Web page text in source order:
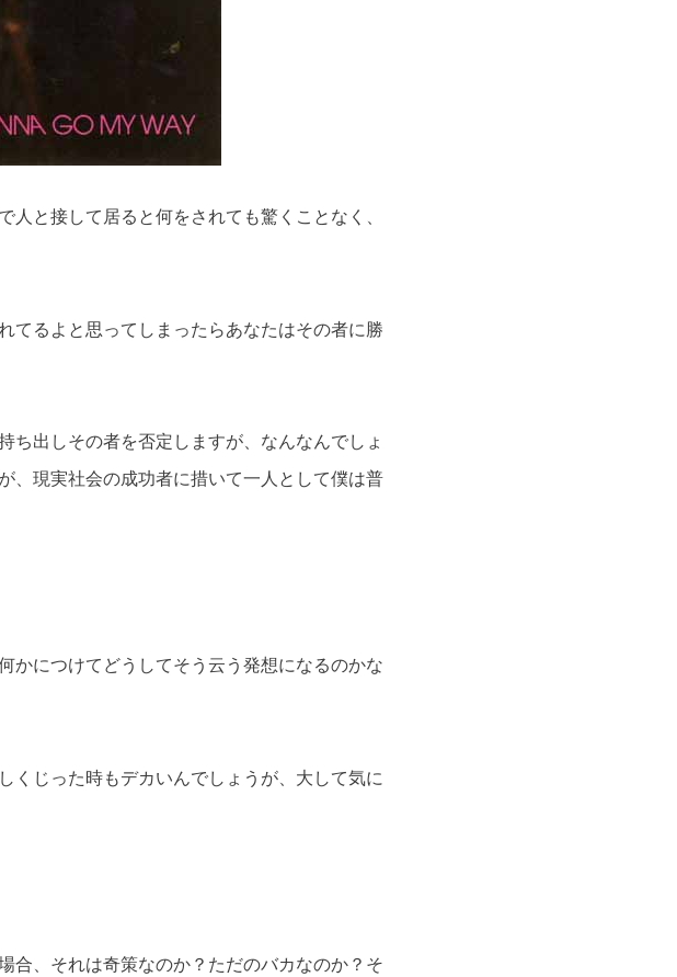
と接して居ると何をされても驚くことなく、
てるよと思ってしまったらあなたはその者に勝
ち出しその者を否定しますが、なんなんでしょ
、現実社会の成功者に措いて一人として僕は普
かにつけてどうしてそう云う発想になるのかな
くじった時もデカいんでしょうが、大して気に
合、それは奇策なのか？ただのバカなのか？そ